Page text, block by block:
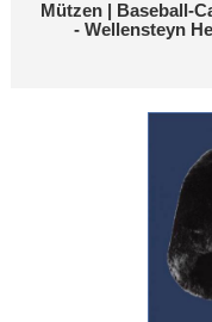
Mützen | Baseball-
- Wellensteyn